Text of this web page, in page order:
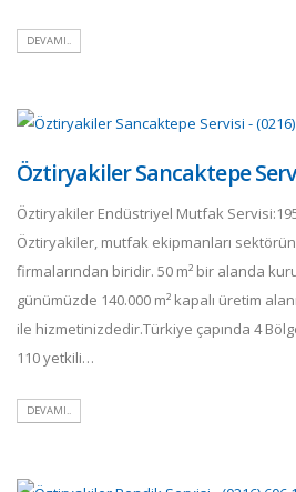
DEVAMI..
Öztiryakiler Sancaktepe
Öztiryakiler Endüstriyel Mutfak
Öztiryakiler, mutfak ekipmanları
firmalarından biridir. 50 m² bir alanda
günümüzde 140.000 m² kapalı üretim
ile hizmetinizdedir.Türkiye çapında 4
110 yetkili…
DEVAMI..